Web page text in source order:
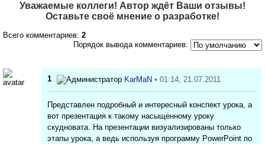
Уважаемые коллеги! Автор ждёт Ваши отзывы!
Оставьте своё мнение о разработке!
Всего комментариев: 2
Порядок вывода комментариев:
1 KarMaN • 01:14, 21.07.2011
Представлен подробный и интересный конспект урока, а
вот презентация к такому насыщенному уроку
скудновата. На презентации визуализированы только
этапы урока, а ведь используя программу РowerPoint по